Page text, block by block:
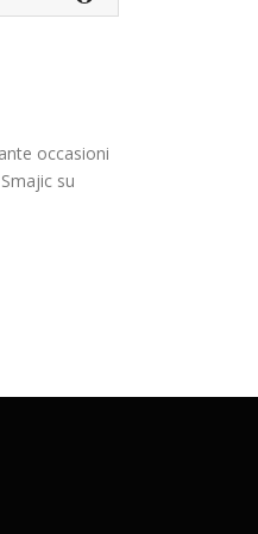
occasioni
su